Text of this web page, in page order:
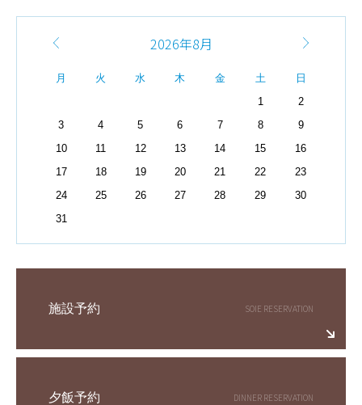
2026年8月
月 火 水 木 金 土
日
1
2
3
4 5 6 7 8
9
10
11 12 13 14 15
16
17
18 19 20 21 22
23
24
25 26 27 28 29
30
31
施設予約
夕飯予約